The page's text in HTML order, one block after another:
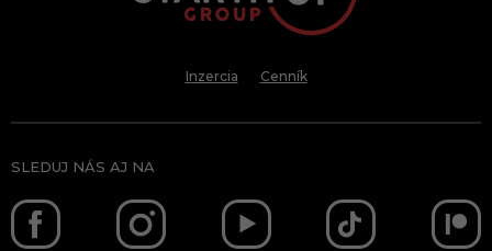
Inzercia Cenník
SLEDUJ NÁS AJ NA